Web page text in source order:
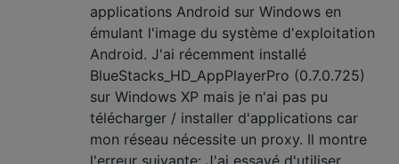
applications Android sur Windows en
émulant l'image du système d'exploitation
Android. J'ai récemment installé
BlueStacks_HD_AppPlayerPro (0.7.0.725)
sur Windows XP mais je n'ai pas pu
télécharger / installer d'applications car
mon réseau nécessite un proxy. Il montre
l'erreur suivante: J'ai essayé d'utiliser